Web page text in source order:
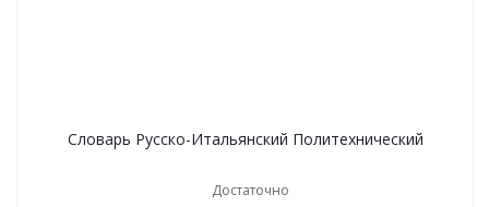
Словарь Русско-Итальянский Политехнический
Достаточно